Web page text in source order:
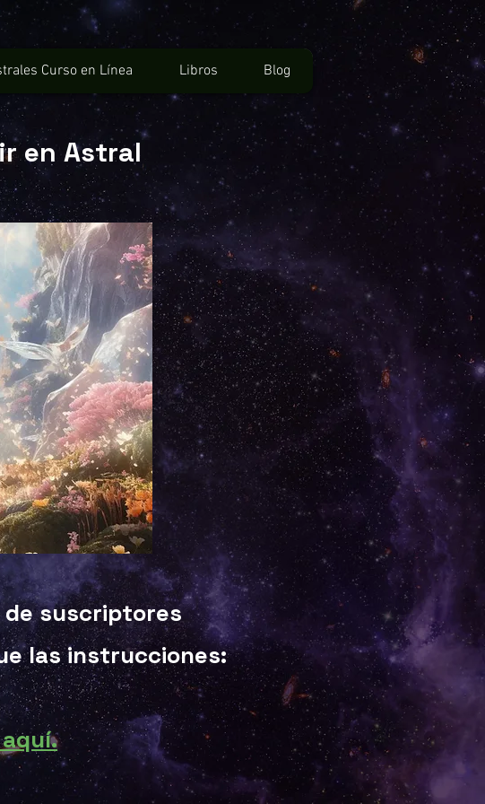
Curso en Línea Libros Blog
en Astral
de suscriptores
las instrucciones: